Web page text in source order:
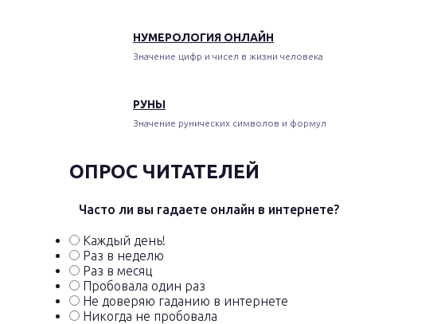
НУМЕРОЛОГИЯ ОНЛАЙН
Значение цифр и чисел в жизни человека
РУНЫ
Значение рунических символов и формул
ОПРОС ЧИТАТЕЛЕЙ
Часто ли вы гадаете онлайн в интернете?
Каждый день!
Раз в неделю
Раз в месяц
Пробовала один раз
Не доверяю гаданию в интернете
Никогда не пробовала